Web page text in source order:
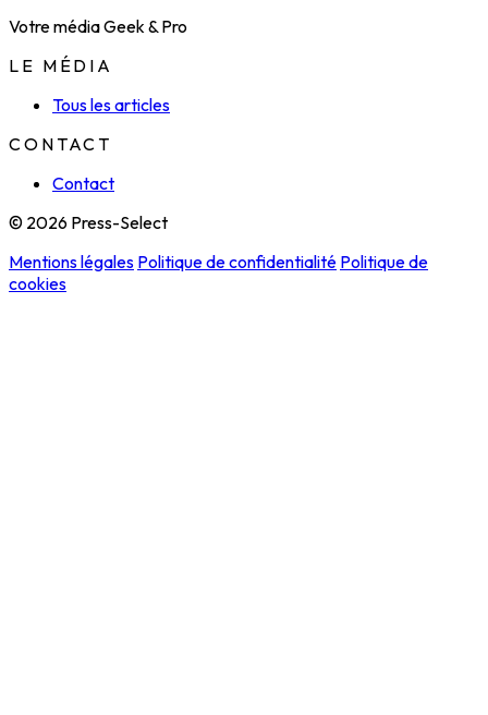
Votre média Geek & Pro
LE MÉDIA
Tous les articles
CONTACT
Contact
© 2026 Press-Select
Mentions légales Politique de confidentialité Politique de
cookies